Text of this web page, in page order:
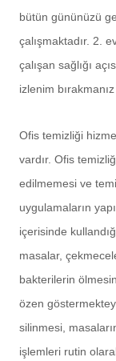
bütün gününüzü
çalışmaktadır. 2.
çalışan sağlığı
izlenim
Ofis temizliği
vardır. Ofis
edilmemesi ve
uygulamaların
içerisinde
masalar,
bakterilerin
özen
silinmesi,
işlemleri rutin